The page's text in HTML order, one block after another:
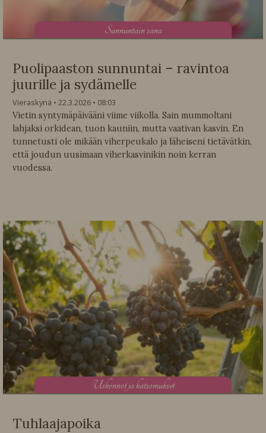
Sunnuntain sana
Puolipaaston sunnuntai – ravintoa
juurille ja sydämelle
Vieraskynä 22.3.2026
08:03
Vietin syntymäpäivääni viime viikolla. Sain mummoltani
lahjaksi orkidean, tuon kauniin, mutta vaativan kasvin. En
tunnetusti ole mikään viherpeukalo ja läheiseni tietävätkin,
että joudun uusimaan viherkasvinikin noin kerran
vuodessa.
Uskonnot ja katsomukset
Tuhlaajapoika